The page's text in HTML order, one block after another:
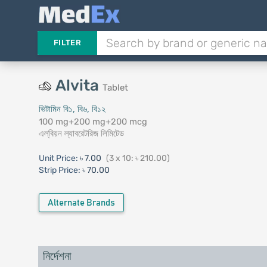
FILTER
Alvita Tablet
ভিটামিন বি১, বি৬, বি১২
100 mg+200 mg+200 mcg
এল্‌বিয়ন ল্যাবরেটরিজ লিমিটেড
Unit Price: ৳ 7.00 (3 x 10: ৳ 210.00)
Strip Price: ৳ 70.00
Alternate Brands
নির্দেশনা